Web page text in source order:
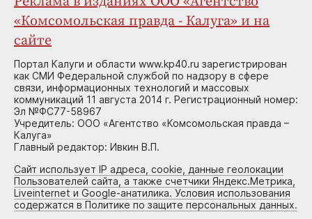
«Комсомольская правда - Калуга» и на
сайте
Портал Калуги и области www.kp40.ru зарегистрирован
как СМИ Федеральной службой по надзору в сфере
связи, информационных технологий и массовых
коммуникаций 11 августа 2014 г. Регистрационный номер:
Эл №ФС77-58967
Учредитель: ООО «Агентство «Комсомольская правда –
Калуга»
Главный редактор: Ивкин В.П.
Сайт использует IP адреса, cookie, данные геолокации
Пользователей сайта, а также счетчики Яндекс.Метрика,
Liveinternet и Google-анатилика. Условия использования
содержатся в Политике по защите персональных данных.